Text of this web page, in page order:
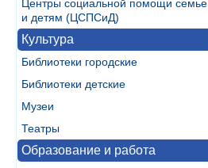
Центры социальной помощи семье
и детям (ЦСПСиД)
Культура
Библиотеки городские
Библиотеки детские
Музеи
Театры
Образование и работа